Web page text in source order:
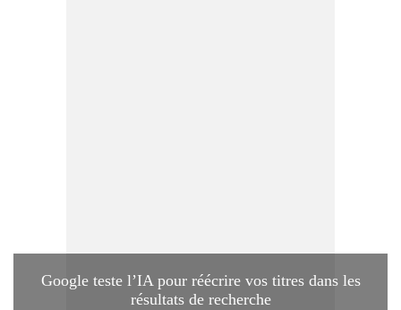
Google teste l’IA pour réécrire vos titres dans les
résultats de recherche